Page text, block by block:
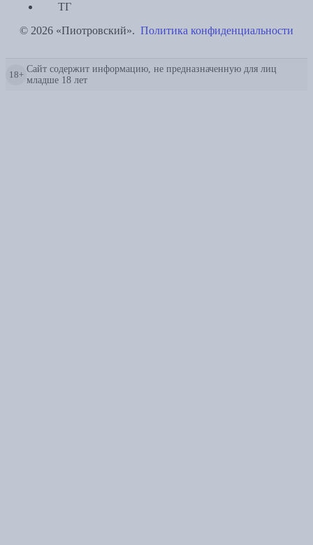
ТГ
© 2026 «Пиотровский». Политика конфиденциальности
18+
Сайт содержит информацию, не предназначенную для лиц
младше 18 лет